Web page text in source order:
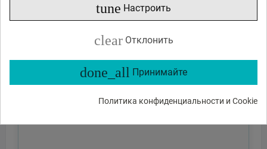
tune Настроить
clear Отклонить
done_all Принимайте
Политика конфиденциальности и Cookie